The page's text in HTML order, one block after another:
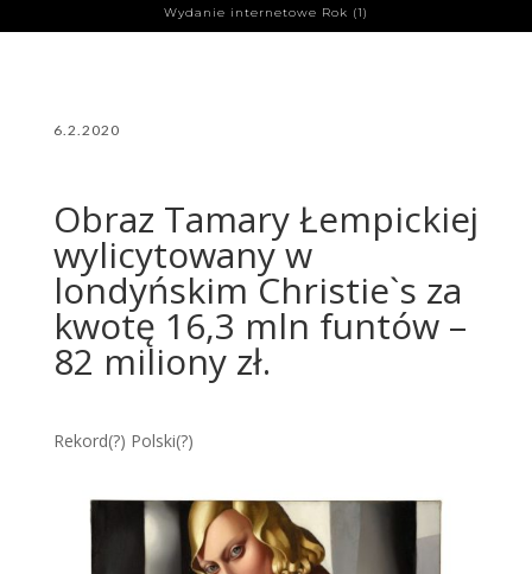
Wydanie internetowe Rok (1)
6.2.2020
Obraz Tamary Łempickiej
wylicytowany w
londyńskim Christie`s za
kwotę 16,3 mln funtów –
82 miliony zł.
Rekord(?) Polski(?)